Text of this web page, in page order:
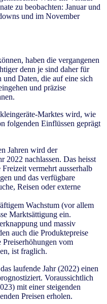
zu beobachten: Januar und
und im November
haben die vergangenen
denn je sind daher für
Daten, die auf eine sich
und präzise
Marktes wird, wie
folgenden Einflüssen geprägt
Jahren wird der
2022 nachlassen. Das heisst
vermehrt ausserhalb
und das verfügbare
Reisen oder externe
Wachstum (vor allem
Marktsättigung ein.
und massiv
auch die Produktepreise
vom
ist fraglich.
laufende Jahr (2022) einen
Voraussichtlich
mit einer steigenden
Preisen erholen.